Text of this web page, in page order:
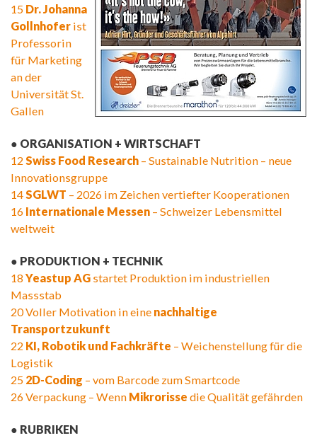
15 Dr. Johanna
Gollnhofer ist
Professorin
für Marketing
an der
Universität St.
Gallen
● ORGANISATION + WIRTSCHAFT
12 Swiss Food Research – Sustainable Nutrition – neue
Innovationsgruppe
14SGLWT – 2026 im Zeichen vertiefter Kooperationen
16 Internationale Messen – Schweizer Lebensmittel
weltweit
● PRODUKTION + TECHNIK
18 Yeastup AG startet Produktion im industriellen
Massstab
20 Voller Motivation in eine nachhaltige
Transportzukunft
22 KI, Robotik und Fachkräfte – Weichenstellung für die
Logistik
25 2D-Coding – vom Barcode zum Smartcode
26 Verpackung – Wenn Mikrorisse die Qualität gefährden
● RUBRIKEN